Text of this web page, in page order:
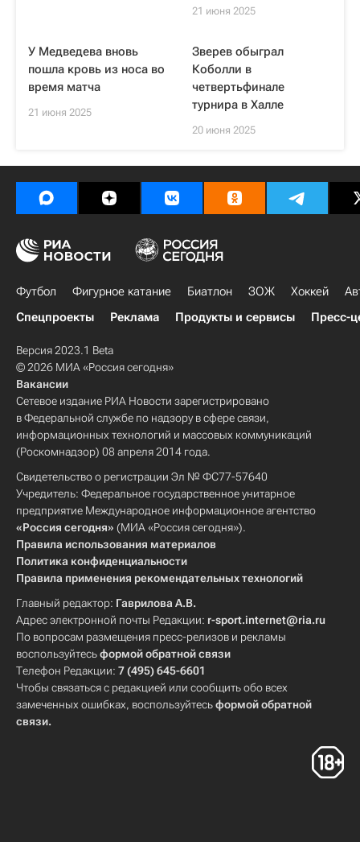
21 июня 2025
У Медведева вновь
пошла кровь из носа во
время матча
21 июня 2025
Зверев обыграл
Коболли в
четвертьфинале
турнира в Халле
20 июня 2025
Футбол Фигурное катание Биатлон ЗОЖ Хоккей
Спецпроекты
Реклама Продукты и сервисы Пресс-
Версия 2023.1 Beta
© 2026 МИА «Россия сегодня»
Вакансии
Сетевое издание РИА Новости зарегистрировано
в Федеральной службе по надзору в сфере связи,
информационных технологий и массовых коммуникаций
(Роскомнадзор) 08 апреля 2014 года.
Свидетельство о регистрации Эл № ФС77-57640
Учредитель: Федеральное государственное унитарное
предприятие Международное информационное агентство
«Россия сегодня» (МИА «Россия сегодня»).
Правила использования материалов
Политика конфиденциальности
Правила применения рекомендательных технологий
Главный редактор: Гаврилова А.В.
Адрес электронной почты Редакции: r-sport.internet@ria.ru
По вопросам размещения пресс-релизов и рекламы
воспользуйтесьформой обратной связи
Телефон Редакции: 7 (495) 645-6601
Чтобы связаться с редакцией или сообщить обо всех
замеченных ошибках, воспользуйтесьформой обратной
связи.